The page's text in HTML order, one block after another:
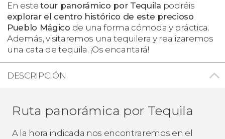
En estetour panorámico por Tequila podréis
explorar el centro histórico de este precioso
Pueblo Mágico de una forma cómoda y práctica.
Además, visitaremos una tequilera y realizaremos
una cata de tequila. ¡Os encantará!
DESCRIPCIÓN
Ruta panorámica por Tequila
A la hora indicada nos encontraremos en el